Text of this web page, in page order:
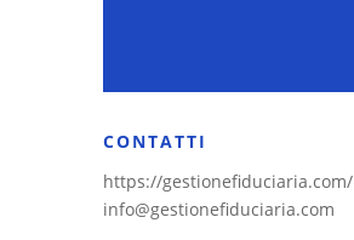
CONTATTI
https://gestionefiduciaria.com/
info@gestionefiduciaria.com